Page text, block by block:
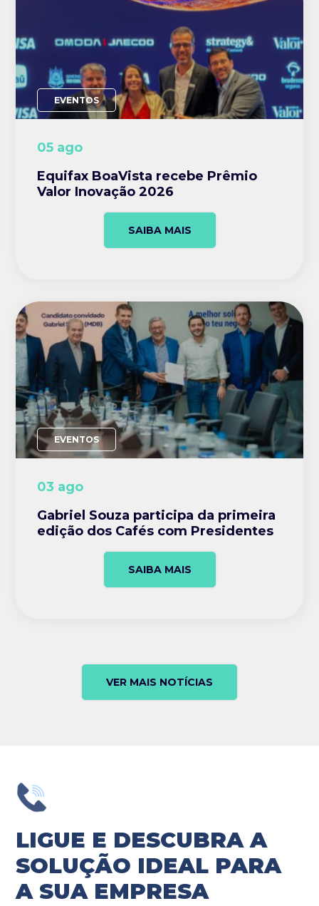
EVENTOS
05 ago
Equifax BoaVista recebe Prêmio
Valor Inovação 2026
SAIBA MAIS
EVENTOS
03 ago
Gabriel Souza participa da primeira
edição dos Cafés com Presidentes
SAIBA MAIS
VER MAIS NOTÍCIAS
LIGUE E DESCUBRA A
SOLUÇÃO IDEAL PARA
A SUA EMPRESA